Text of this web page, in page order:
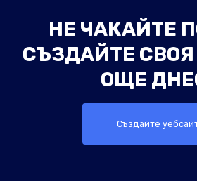
НЕ ЧАКАЙТЕ
СЪЗДАЙТЕ
ОЩЕ
Създайте